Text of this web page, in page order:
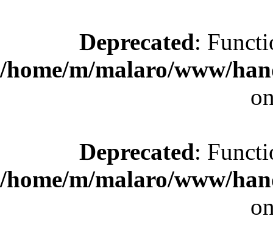
Deprecated:
/home/m/malaro/www/
Deprecated:
/home/m/malaro/www/